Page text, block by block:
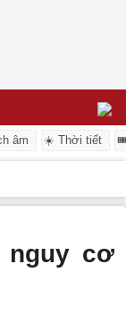
âm ☀️ Thời tiết
nguy cơ